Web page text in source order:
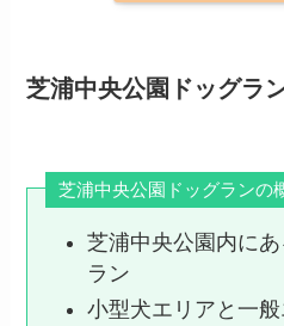
芝浦中央公園ドッグラ
芝浦中央公園ドッグランの
芝浦中央公園内に
ラン
小型犬エリアと一